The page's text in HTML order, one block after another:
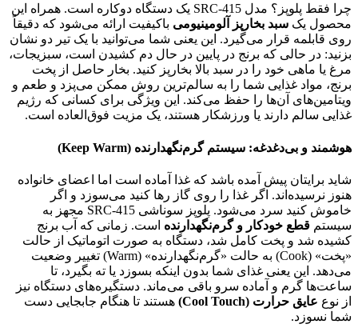
چرا فقط پلوپز؟ مدل SRC-415 یک دستگاه دوکاره است. همراه این
محصول یک سبد بخارپز آلومینیومی باکیفیت ارائه می‌شود که دقیقاً
روی قابلمه قرار می‌گیرد. این یعنی شما می‌توانید با یک تیر دو نشان
بزنید: در حالی که برنج در پایین در حال دم کشیدن است، سبزیجات،
مرغ یا ماهی خود را در سبد بالا بخارپز کنید. بخار حاصل از پخت
برنج، مواد غذایی شما را به سالم‌ترین روش ممکن می‌پزد و طعم و
ویتامین‌های آن‌ها را حفظ می‌کند. این ویژگی برای کسانی که رژیم
غذایی سالم دارند یا ورزشکار هستند، یک مزیت فوق‌العاده است.
هوشمند و بی‌دغدغه: سیستم گرم‌نگهدارنده (Keep Warm)
شاید برایتان پیش آمده باشد که غذا آماده است اما اعضای خانواده
هنوز نرسیده‌اند. اگر غذا را روی گاز رها کنید می‌سوزد و اگر
خاموش کنید سرد می‌شود. پلوپز سوناشی SRC-415 مجهز به
سیستم قطع خودکار و گرم‌نگهدارنده است. زمانی که آب برنج
کشیده شد و پخت کامل شد، دستگاه به صورت اتوماتیک از حالت
«پخت» (Cook) به حالت «گرم‌نگهدارنده» (Warm) تغییر وضعیت
می‌دهد. این یعنی غذای شما بدون اینکه بسوزد یا ته بگیرد، تا
ساعت‌ها گرم و آماده سرو باقی می‌ماند. دستگیره‌های دستگاه نیز
از نوع عایق حرارت (Cool Touch)
هستند تا هنگام جابجایی دست
شما نسوزد.